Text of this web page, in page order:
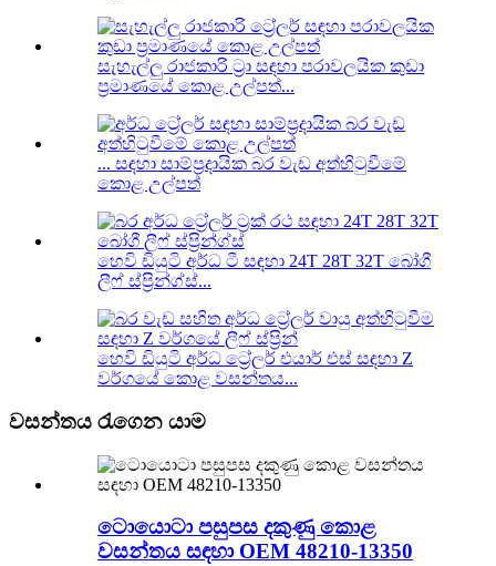
සැහැල්ලු රාජකාරි ට්‍රා සඳහා පරාවලයික කුඩා
ප්‍රමාණයේ කොළ උල්පත්...
... සඳහා සාම්ප්‍රදායික බර වැඩ අත්හිටුවීමේ
කොළ උල්පත්
හෙවි ඩියුටි අර්ධ ටී සඳහා 24T 28T 32T බෝගී
ලීෆ් ස්ප්‍රින්ග්ස්...
හෙවි ඩියුටි අර්ධ ට්‍රේලර් එයාර් එස් සඳහා Z
වර්ගයේ කොළ වසන්තය...
වසන්තය රැගෙන යාම
ටොයොටා පසුපස දකුණු කොළ
වසන්තය සඳහා OEM 48210-13350